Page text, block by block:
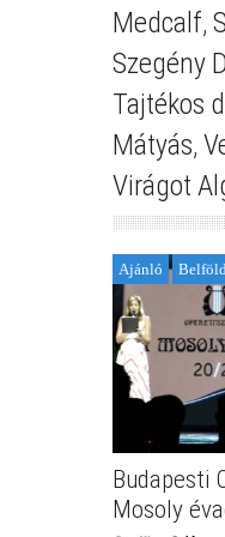
Medcalf,
Szegény
Tajtékos
Mátyás,
Virágot
Ajánló Belföld
Budapesti
Mosoly